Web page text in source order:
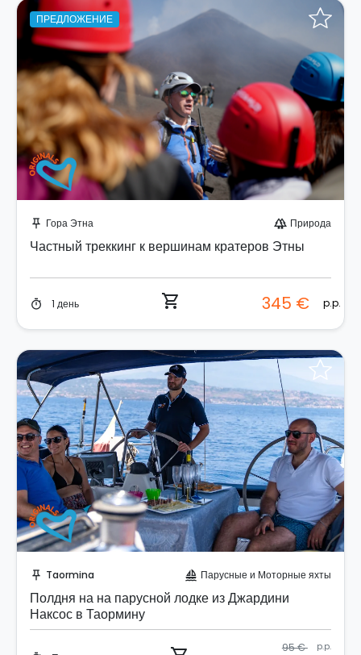
ПРЕДЛОЖЕНИЕ
push_pin Гора Этна forest Природа
Частный треккинг к вершинам кратеров Этны
timer 1 день shopping_cart 345 € p.p.
push_pin Taormina sailing Парусные и Моторные яхты
Полдня на на парусной лодке из Джардини
Наксос в Таормину
95 € p.p.